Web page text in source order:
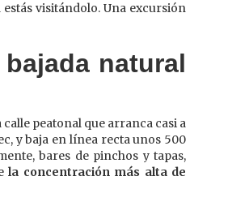
visitándolo. Una excursión
natural
peatonal que arranca casi a
y baja en línea recta unos 500
bares de pinchos y tapas,
la concentración más alta de